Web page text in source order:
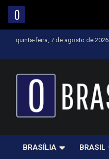
quinta-feira, 7 de agosto de 2026
BRASÍLIA BRASIL